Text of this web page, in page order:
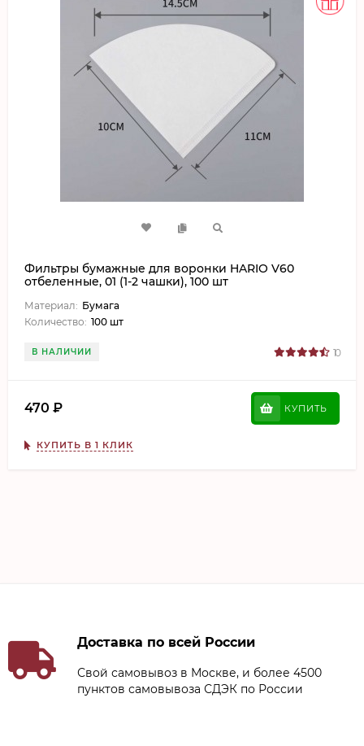
Фильтры бумажные для воронки HARIO V60
отбеленные, 01 (1-2 чашки), 100 шт
Материал: Бумага
Количество: 100 шт
В НАЛИЧИИ 10
470 ₽ КУПИТЬ
КУПИТЬ В 1 КЛИК
Доставка по всей России
Свой самовывоз в Москве, и более 4500
пунктов самовывоза СДЭК по России